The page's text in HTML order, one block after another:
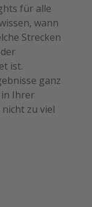
für alle
wann
Strecken
ist.
ganz
Ihrer
zu viel